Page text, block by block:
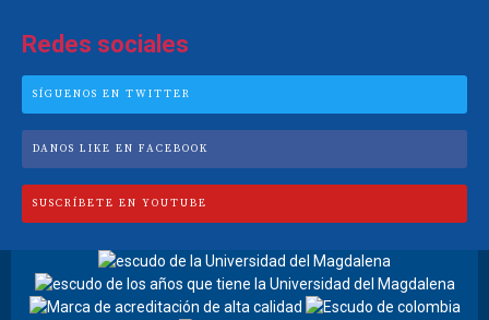
Redes sociales
SÍGUENOS EN TWITTER
DANOS LIKE EN FACEBOOK
SUSCRÍBETE EN YOUTUBE